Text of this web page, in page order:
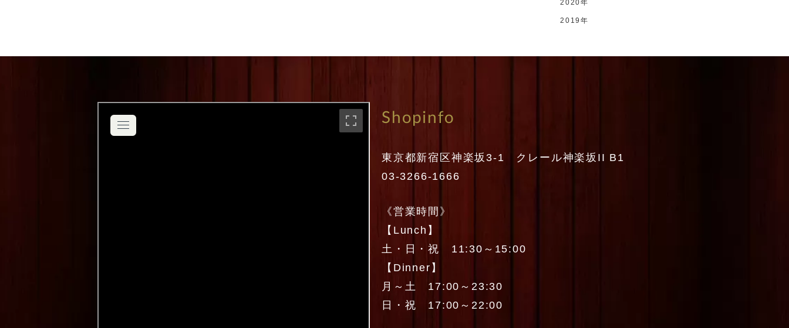
2020年
2019年
Shopinfo
東京都新宿区神楽坂3-1 クレール神楽坂II B1
03-3266-1666
《営業時間》
【Lunch】
土・日・祝 11:30～15:00
【Dinner】
月～土 17:00～23:30
日・祝 17:00～22:00